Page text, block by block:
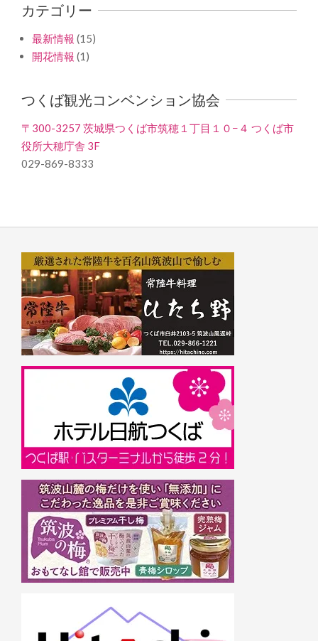
カテゴリー
最新情報 (15)
開花情報 (1)
つくば観光コンベンション協会
〒300-3257 茨城県つくば市筑穂１丁目１０−４ つくば市
役所大穂庁舎 3F
029-869-8333